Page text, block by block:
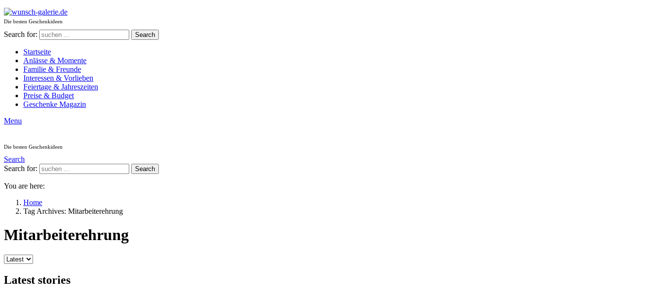
Die besten Geschenkideen
Search for: Search
Startseite
Anlässe & Momente
Familie & Freunde
Interessen & Vorlieben
Feiertage & Jahreszeiten
Preise & Budget
Geschenke Magazin
Menu
Die besten Geschenkideen
Search
Search for:
Search
You are here:
Home
Tag Archives: Mitarbeiterehrung
Mitarbeiterehrung
Latest stories